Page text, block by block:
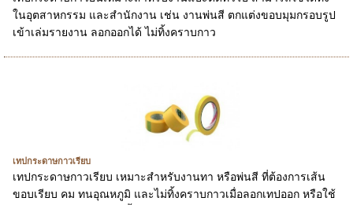
ในอุตสาหกรรม และสำนักงาน เช่น งานพ่นสี ตกแต่งขอบมุมกรอบรูป
เข้าเล่มรายงาน ลอกออกได้ ไม่ทิ้งคราบกาว
เทปกระดาษกาวเรียบ
เทปกระดาษกาวเรียบ เหมาะสำหรับงานทา หรือพ่นสี ที่ต้องการเส้น
ขอบเรียบ คม ทนอุณหภูมิ และไม่ทิ้งคราบกาวเมื่อลอกเทปออก หรือใช้